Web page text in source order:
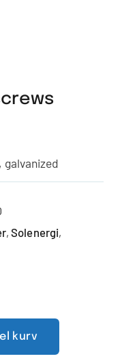
galvanized
,Solenergi,
kurv